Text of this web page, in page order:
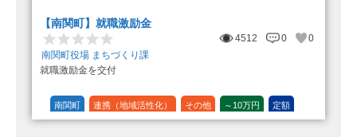
【南関町】就職激励金
4512 0
0
南関町役場 まちづくり課
就職激励金を交付
南関町 連携（地域活性化） その他 ～10万円 定額